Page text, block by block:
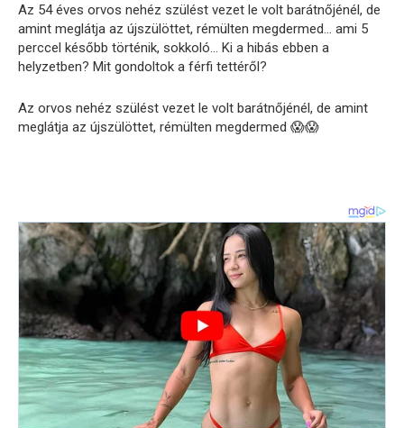
Az 54 éves orvos nehéz szülést vezet le volt barátnőjénél, de
amint meglátja az újszülöttet, rémülten megdermed… ami 5
perccel később történik, sokkoló… Ki a hibás ebben a
helyzetben? Mit gondoltok a férfi tettéről?
Az orvos nehéz szülést vezet le volt barátnőjénél, de amint
meglátja az újszülöttet, rémülten megdermed 😱😱